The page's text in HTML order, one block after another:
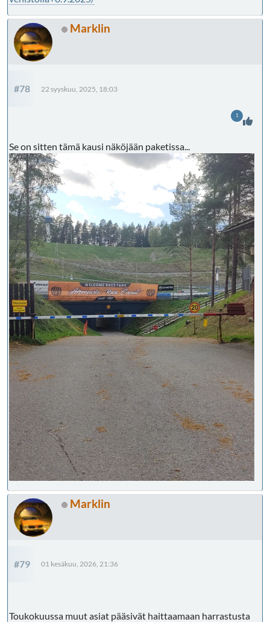
Marklin
#78 22 syyskuu, 2025, 18:03
Se on sitten tämä kausi näköjään paketissa...
1
Marklin
#79 01 kesäkuu, 2026, 21:36
Toukokuussa muut asiat pääsivät haittaamaan harrastusta